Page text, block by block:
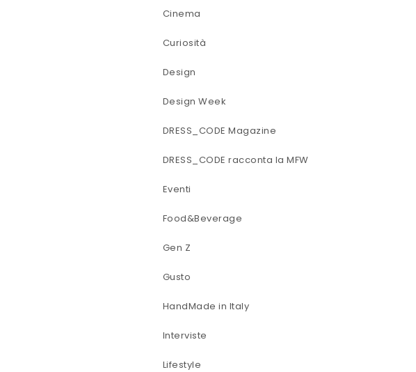
Cinema
Curiosità
Design
Design Week
DRESS_CODE Magazine
DRESS_CODE racconta la MFW
Eventi
Food&Beverage
Gen Z
Gusto
HandMade in Italy
Interviste
Lifestyle